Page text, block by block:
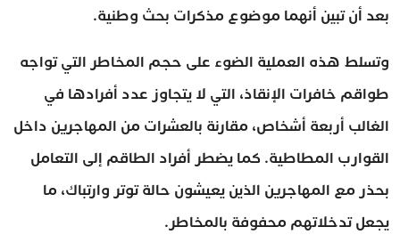
بعد أن تبين أنهما موضوع مذكرات بحث وطنية.
وتسلط هذه العملية الضوء على حجم المخاطر التي تواجه
طواقم خافرات الإنقاذ، التي لا يتجاوز عدد أفرادها في
الغالب أربعة أشخاص، مقارنة بالعشرات من المهاجرين داخل
القوارب المطاطية. كما يضطر أفراد الطاقم إلى التعامل
بحذر مع المهاجرين الذين يعيشون حالة توتر وارتباك، ما
يجعل تدخلاتهم محفوفة بالمخاطر.